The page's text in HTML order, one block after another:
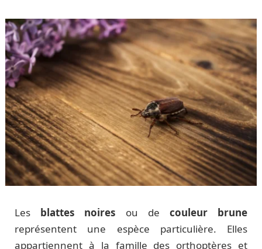
Les blattes noires ou de couleur brune
représentent une espèce particulière. Elles
appartiennent à la famille des orthoptères et